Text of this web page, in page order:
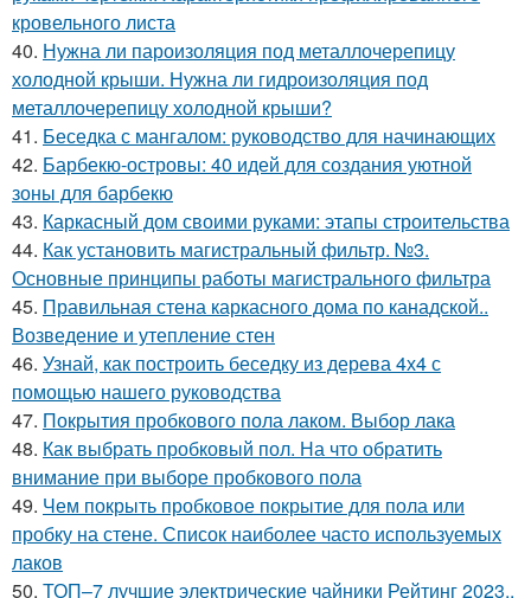
кровельного листа
40. Нужна ли пароизоляция под металлочерепицу
холодной крыши. Нужна ли гидроизоляция под
металлочерепицу холодной крыши?
41. Беседка с мангалом: руководство для начинающих
42. Барбекю-островы: 40 идей для создания уютной
зоны для барбекю
43. Каркасный дом своими руками: этапы строительства
44. Как установить магистральный фильтр. №3.
Основные принципы работы магистрального фильтра
45. Правильная стена каркасного дома по канадской..
Возведение и утепление стен
46. Узнай, как построить беседку из дерева 4х4 с
помощью нашего руководства
47. Покрытия пробкового пола лаком. Выбор лака
48. Как выбрать пробковый пол. На что обратить
внимание при выборе пробкового пола
49. Чем покрыть пробковое покрытие для пола или
пробку на стене. Список наиболее часто используемых
лаков
50. ТОП–7 лучшие электрические чайники Рейтинг 2023..